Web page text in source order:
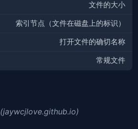
文件的大小
索引节点（文件在磁盘上的标识）
打开文件的确切名称
常规文件
(jaywcjlove.github.io)